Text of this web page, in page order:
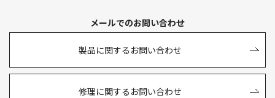
メールでのお問い合わせ
製品に関するお問い合わせ
修理に関するお問い合わせ